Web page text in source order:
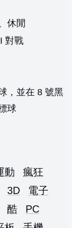
休閒
對戰
，並在 8 號黑
球
動
瘋狂
3D
電子
酷
PC